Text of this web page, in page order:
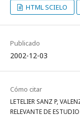
HTML SCIELO
Publicado
2002-12-03
Cómo citar
LETELIER SANZ P,
RELEVANTE DE